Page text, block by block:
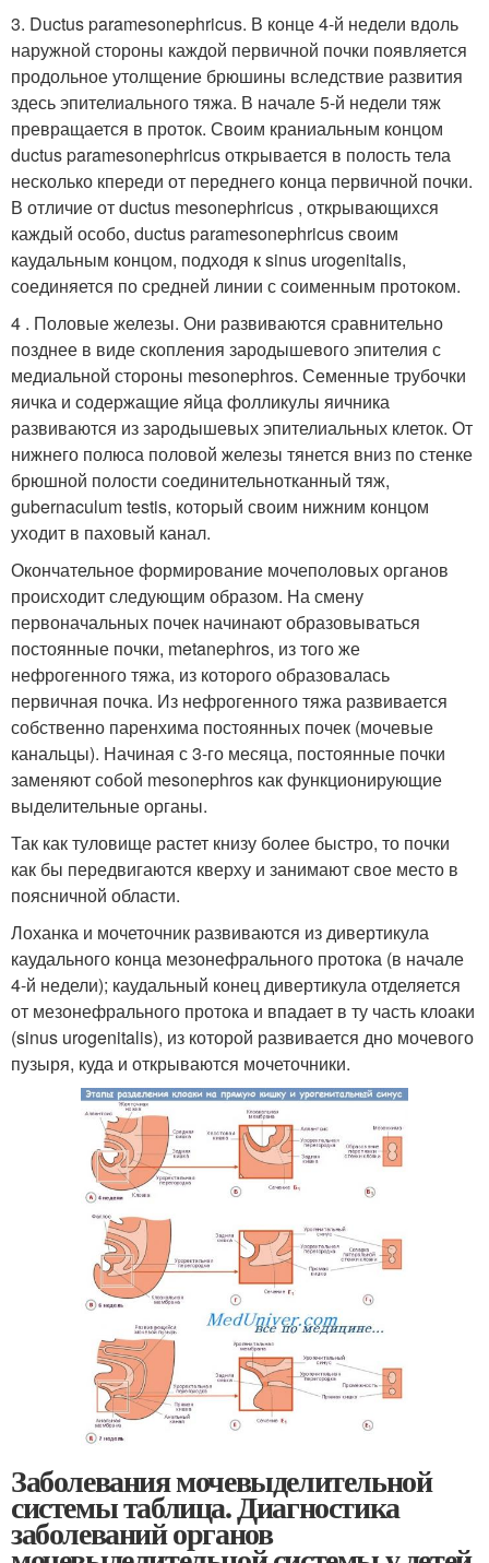
3. Ductus paramesonephricus. В конце 4-й недели вдоль
наружной стороны каждой первичной почки появляется
продольное утолщение брюшины вследствие развития
здесь эпителиального тяжа. В начале 5-й недели тяж
превращается в проток. Своим краниальным концом
ductus paramesonephricus открывается в полость тела
несколько кпереди от переднего конца первичной почки.
В отличие от ductus mesonephricus , открывающихся
каждый особо, ductus paramesonephricus своим
каудальным концом, подходя к sinus urogenitalis,
соединяется по средней линии с соименным протоком.
4 . Половые железы. Они развиваются сравнительно
позднее в виде скопления зародышевого эпителия с
медиальной стороны mesonephros. Семенные трубочки
яичка и содержащие яйца фолликулы яичника
развиваются из зародышевых эпителиальных клеток. От
нижнего полюса половой железы тянется вниз по стенке
брюшной полости соединительнотканный тяж,
gubernaculum testis, который своим нижним концом
уходит в паховый канал.
Окончательное формирование мочеполовых органов
происходит следующим образом. На смену
первоначальных почек начинают образовываться
постоянные почки, metanephros, из того же
нефрогенного тяжа, из которого образовалась
первичная почка. Из нефрогенного тяжа развивается
собственно паренхима постоянных почек (мочевые
канальцы). Начиная с 3-го месяца, постоянные почки
заменяют собой mesonephros как функционирующие
выделительные органы.
Так как туловище растет книзу более быстро, то почки
как бы передвигаются кверху и занимают свое место в
поясничной области.
Лоханка и мочеточник развиваются из дивертикула
каудального конца мезонефрального протока (в начале
4-й недели); каудальный конец дивертикула отделяется
от мезонефрального протока и впадает в ту часть клоаки
(sinus urogenitalis), из которой развивается дно мочевого
пузыря, куда и открываются мочеточники.
Заболевания мочевыделительной
системы таблица. Диагностика
заболеваний органов